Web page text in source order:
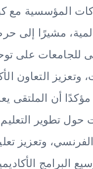
مع كبرى
إلى حرص
على توحيد
التعاون الأكاديمي
الملتقى يعد منصة
التعليم الطبي
وتعزيز تعليم اللغة
الأكاديمية